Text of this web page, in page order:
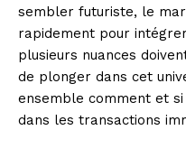
sembler futuriste, le
rapidement pour
plusieurs nuances
de plonger dans cet
ensemble comment et
dans les transactions